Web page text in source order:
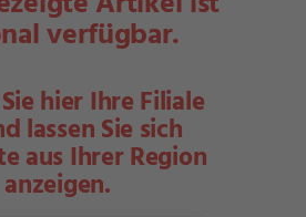
verfügbar.
hier Ihre Filiale
lassen Sie sich
aus Ihrer Region
anzeigen.